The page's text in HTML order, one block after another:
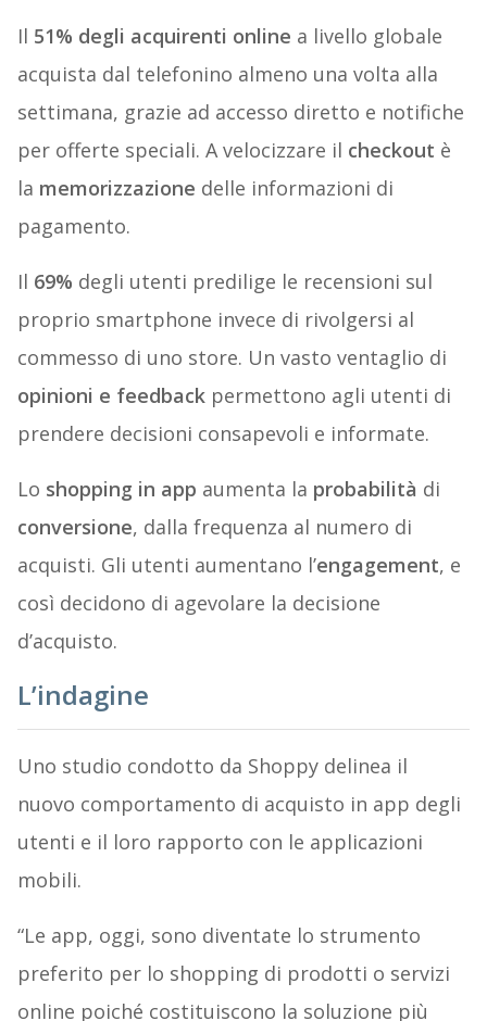
Il 51% degli acquirenti online a livello globale
acquista dal telefonino almeno una volta alla
settimana, grazie ad accesso diretto e notifiche
per offerte speciali. A velocizzare il checkout è
la memorizzazione delle informazioni di
pagamento.
Il 69% degli utenti predilige le recensioni sul
proprio smartphone invece di rivolgersi al
commesso di uno store. Un vasto ventaglio di
opinioni e feedbackpermettono agli utenti di
prendere decisioni consapevoli e informate.
Lo shopping in app aumenta la probabilità di
conversione, dalla frequenza al numero di
acquisti. Gli utenti aumentano l’engagement, e
così decidono di agevolare la decisione
d’acquisto.
L’indagine
Uno studio condotto da Shoppy delinea il
nuovo comportamento di acquisto in app degli
utenti e il loro rapporto con le applicazioni
mobili.
“Le app, oggi, sono diventate lo strumento
preferito per lo shopping di prodotti o servizi
online poiché costituiscono la soluzione più